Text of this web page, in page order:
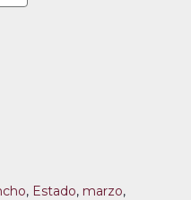
, Estado, marzo,